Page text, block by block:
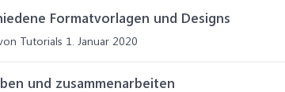
Formatvorlagen und Designs
Tutorials 1. Januar 2020
und zusammenarbeiten